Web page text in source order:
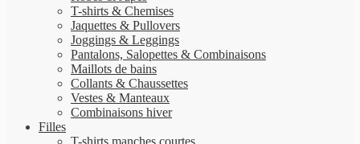
T-shirts & Chemises
Jaquettes & Pullovers
Joggings & Leggings
Pantalons, Salopettes & Combinaisons
Maillots de bains
Collants & Chaussettes
Vestes & Manteaux
Combinaisons hiver
Filles
T-shirts manches courtes